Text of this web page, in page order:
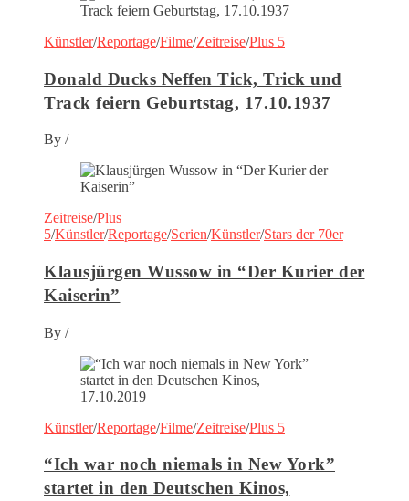
Künstler/Reportage/Filme/Zeitreise/Plus 5
Donald Ducks Neffen Tick, Trick und
Track feiern Geburtstag, 17.10.1937
By /
Zeitreise/Plus
5/Künstler/Reportage/Serien/Künstler/Stars der 70er
Klausjürgen Wussow in “Der Kurier der
Kaiserin”
By /
Künstler/Reportage/Filme/Zeitreise/Plus 5
“Ich war noch niemals in New York”
startet in den Deutschen Kinos,